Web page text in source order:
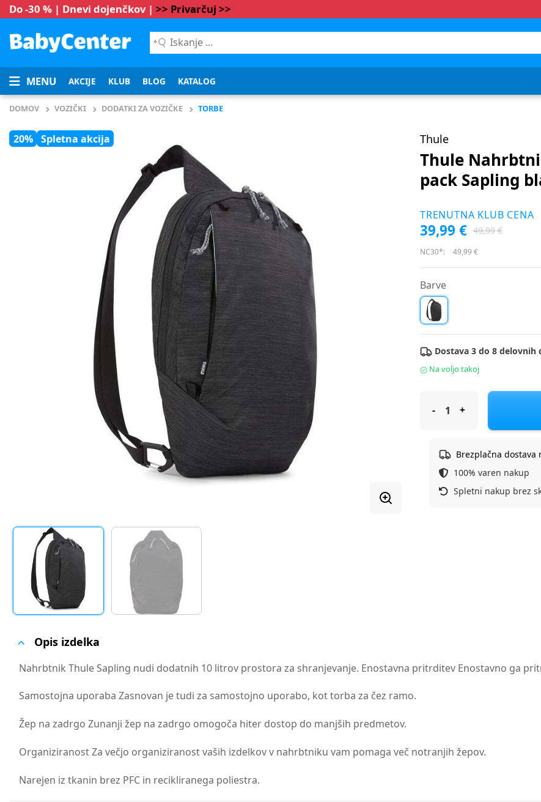
Do -30 % | Dnevi dojenčkov | >> Privarčuj >>
Iskanje
...
MENU AKCIJE KLUB BLOG KATALOG
DOMOV VOZIČKI DODATKI ZA VOZIČKE TORBE
20% Spletna akcija Thule
Thule
pack Sapling
TRENUTNA KLUB CENA
39,99 € 49,99 €
NC30*: 49,99 €
Barve
Dostava 3 do 8 delovnih
Na voljo takoj
Thule Nahrbtnik za
Brezplačna dostava
100% varen nakup
Spletni nakup brez
Opis izdelka
Nahrbtnik Thule Sapling nudi dodatnih 10 litrov prostora za shranjevanje. Enostavna pritrditev Enostavno ga
Samostojna uporaba Zasnovan je tudi za samostojno uporabo, kot torba za čez ramo.
Žep na zadrgo Zunanji žep na zadrgo omogoča hiter dostop do manjših predmetov.
Organiziranost Za večjo organiziranost vaših izdelkov v nahrbtniku vam pomaga več notranjih žepov.
Narejen iz tkanin brez PFC in recikliranega poliestra.